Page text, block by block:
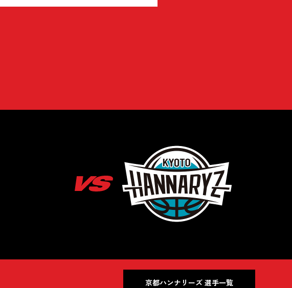
京都ハンナリーズ 選手一覧